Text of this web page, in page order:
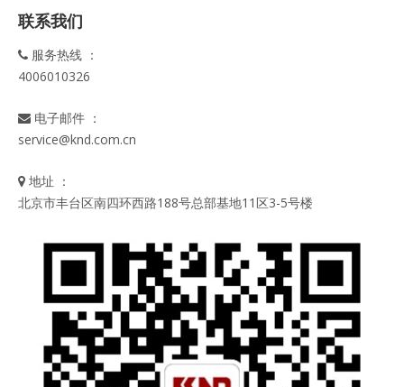
联系我们
 服务热线 ：
4006010326
 电子邮件 ：
service@knd.com.cn
 地址 ：
北京市丰台区南四环西路188号总部基地11区3-5号楼